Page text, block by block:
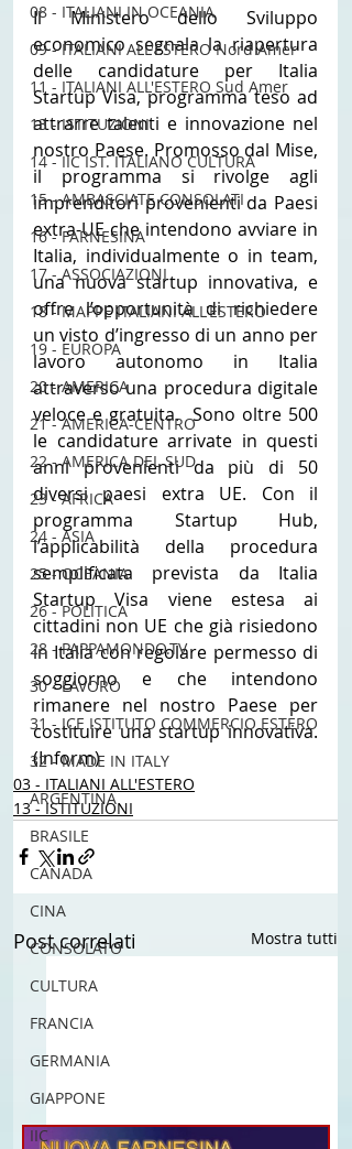
08 - ITALIANI IN OCEANIA
09 - ITALIANI ALL'ESTERO Nord Amer
11 - ITALIANI ALL'ESTERO Sud Amer
13 - ISTITUZIONI
14 - IIC IST. ITALIANO CULTURA
15 - AMBASCIATE CONSOLATI
16 - FARNESINA
17 - ASSOCIAZIONI
18 - MAPPE ITALIANI ALL'ESTERO
19 - EUROPA
20 - AMERICA
21 - AMERICA-CENTRO
22 - AMERICA DEL SUD
23 - AFRICA
24 - ASIA
25 - OCEANIA
26 - POLITICA
28 - PAPPAMONDO.TV
30 - LAVORO
31 - ICE ISTITUTO COMMERCIO ESTERO
32 - MADE IN ITALY
ARGENTINA
BRASILE
CANADA
CINA
CONSOLATO
CULTURA
FRANCIA
GERMANIA
GIAPPONE
IIC
Il Ministero dello Sviluppo
economico segnala la riapertura
delle candidature per Italia
Startup Visa, programma teso ad
attrarre talenti e innovazione nel
nostro Paese. Promosso dal Mise,
il programma si rivolge agli
imprenditori provenienti da Paesi
extra-UE che intendono avviare in
Italia, individualmente o in team,
una nuova startup innovativa, e
offre l’opportunità di richiedere
un visto d’ingresso di un anno per
lavoro autonomo in Italia
attraverso una procedura digitale
veloce e gratuita.  Sono oltre 500
le candidature arrivate in questi
anni provenienti da più di 50
diversi paesi extra UE. Con il
programma Startup Hub,
l’applicabilità della procedura
semplificata prevista da Italia
Startup Visa viene estesa ai
cittadini non UE che già risiedono
in Italia con regolare permesso di
soggiorno e che intendono
rimanere nel nostro Paese per
costituire una startup innovativa.
(Inform)
03 - ITALIANI ALL'ESTERO
13 - ISTITUZIONI
Post correlati Mostra tutti